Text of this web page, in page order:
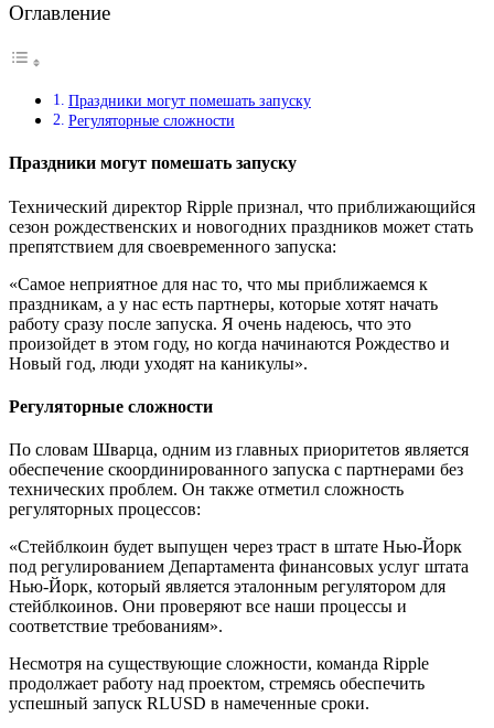
Оглавление
Праздники могут помешать запуску
Регуляторные сложности
Праздники могут помешать запуску
Технический директор Ripple признал, что приближающийся
сезон рождественских и новогодних праздников может стать
препятствием для своевременного запуска:
«Самое неприятное для нас то, что мы приближаемся к
праздникам, а у нас есть партнеры, которые хотят начать
работу сразу после запуска. Я очень надеюсь, что это
произойдет в этом году, но когда начинаются Рождество и
Новый год, люди уходят на каникулы».
Регуляторные сложности
По словам Шварца, одним из главных приоритетов является
обеспечение скоординированного запуска с партнерами без
технических проблем. Он также отметил сложность
регуляторных процессов:
«Стейблкоин будет выпущен через траст в штате Нью-Йорк
под регулированием Департамента финансовых услуг штата
Нью-Йорк, который является эталонным регулятором для
стейблкоинов. Они проверяют все наши процессы и
соответствие требованиям».
Несмотря на существующие сложности, команда Ripple
продолжает работу над проектом, стремясь обеспечить
успешный запуск RLUSD в намеченные сроки.